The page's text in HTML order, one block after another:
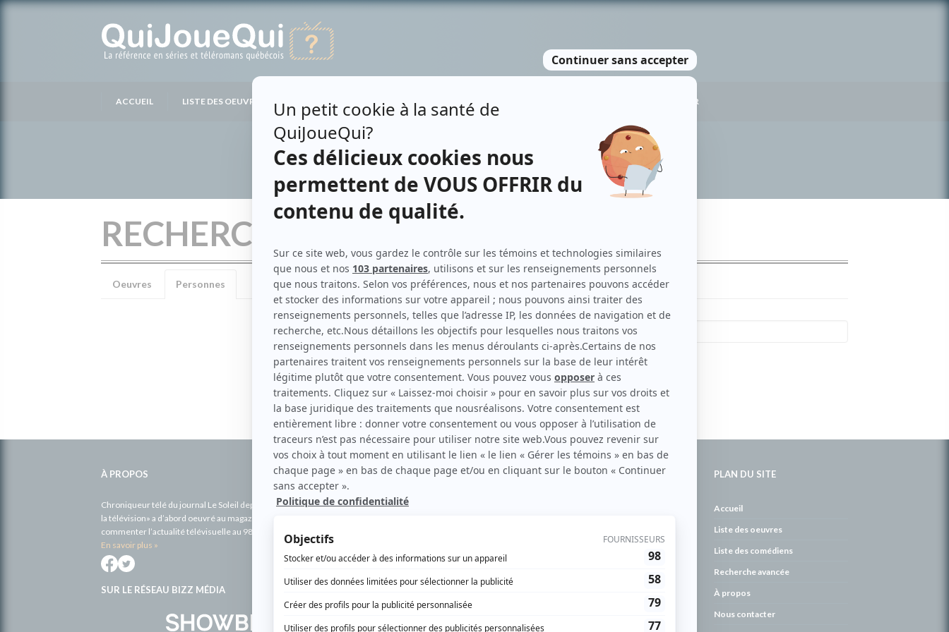
ACCUEIL LISTE DES OEUVRES LISTE DES PERSONNES RECHERCHE AVANCÉE NOUS CONTACTER
RECHERCHE AVANCÉE
Oeuvres Personnes
À PROPOS
Chroniqueur télé du journal Le Soleil depuis 2001, Richard Therrien carbure à son petit écran. Celui qu’on surnomme parfois «l’encyclopédie de
la télévision» a d’abord oeuvré au magazine TV Hebdo de 1996 à 2001. Sa spécialité: la télé québécoise. On peut l’entendre régulièrement
commenter l’actualité télévisuelle au 98,5.
En savoir plus »
SUR LE RÉSEAU BIZZ MÉDIA
PLAN DU SITE
Accueil
Liste des oeuvres
Liste des comédiens
Recherche avancée
À propos
Nous contacter